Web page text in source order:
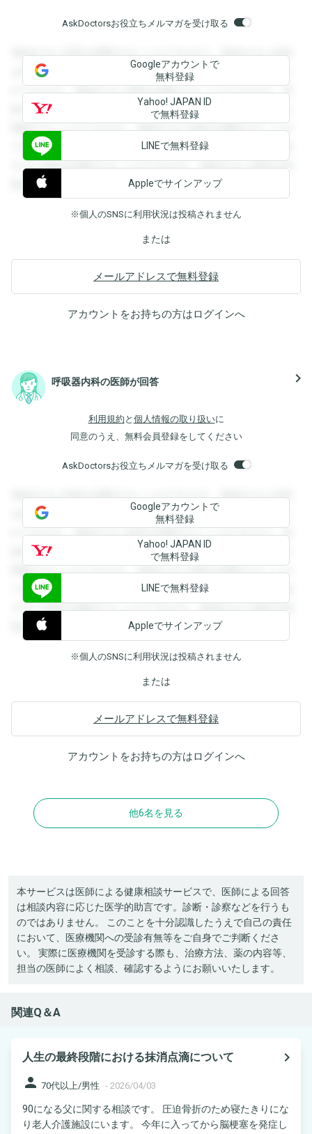
AskDoctorsお役立ちメルマガを受け取る
登録すると回答を閲覧することができます。登録すると回答
を閲覧することができます。登録すると回答を閲覧すること
ができます。登録すると回答を閲覧することができます。登
録すると回答を閲覧することができます。登録すると回答を
閲覧することができます。登録すると回答を閲覧することが
できます。登録すると回答を閲覧することができます。登録
すると回答を閲覧することができます。登録すると回答を閲
覧することができます。
Googleアカウントで
無料登録
Yahoo! JAPAN ID
で無料登録
LINEで無料登録
Appleでサインアップ
※個人のSNSに利用状況は投稿されません
または
メールアドレスで無料登録
アカウントをお持ちの方はログインへ
呼吸器内科の医師が回答 navigate_next
利用規約 と 個人情報の取り扱いに
同意のうえ、無料会員登録をしてください
AskDoctorsお役立ちメルマガを受け取る
登録すると回答を閲覧することができます。登録すると回答
を閲覧することができます。登録すると回答を閲覧すること
ができます。登録すると回答を閲覧することができます。登
録すると回答を閲覧することができます。登録すると回答を
閲覧することができます。登録すると回答を閲覧することが
できます。登録すると回答を閲覧することができます。登録
すると回答を閲覧することができます。登録すると回答を閲
覧することができます。
Googleアカウントで
無料登録
Yahoo! JAPAN ID
で無料登録
LINEで無料登録
Appleでサインアップ
※個人のSNSに利用状況は投稿されません
または
メールアドレスで無料登録
アカウントをお持ちの方はログインへ
他6名を見る
本サービスは医師による健康相談サービスで、医師による回答
は相談内容に応じた医学的助言です。診断・診察などを行うも
のではありません。 このことを十分認識したうえで自己の責任
において、医療機関への受診有無等をご自身でご判断くださ
い。 実際に医療機関を受診する際も、治療方法、薬の内容等、
担当の医師によく相談、確認するようにお願いいたします。
関連Q＆A
人生の最終段階における抹消点滴について
navigate_next
person 70代以上/男性 - 2026/04/03
90になる父に関する相談です。 圧迫骨折のため寝たきりにな
り老人介護施設にいます。 今年に入ってから脳梗塞を発症し